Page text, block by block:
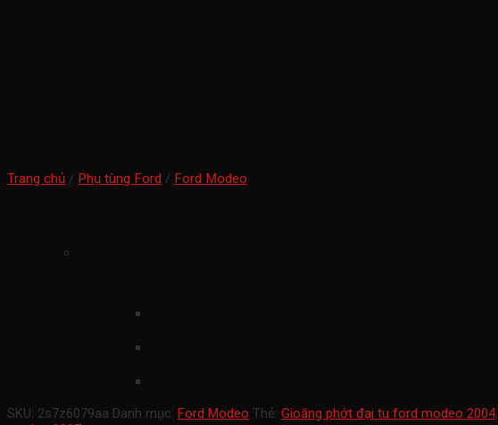
Trang chủ / Phụ tùng Ford / Ford Modeo
SKU: 2s7z6079aa Danh mục: Ford Modeo Thẻ: Gioăng phớt đại tu ford modeo 2004,